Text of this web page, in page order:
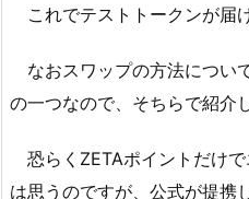
これでテストトークンが届
なおスワップの方法につい
の一つなので、そちらで紹介
恐らくZETAポイントだけ
は思うのですが、公式が提携